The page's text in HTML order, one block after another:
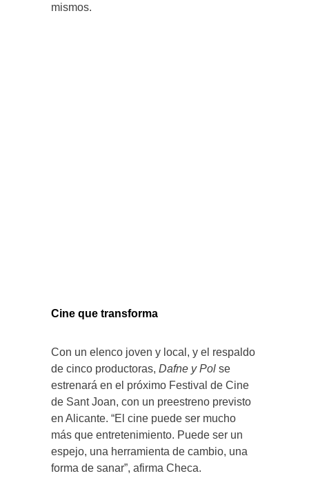
mismos.
Cine que transforma
Con un elenco joven y local, y el respaldo
de cinco productoras, Dafne y Pol se
estrenará en el próximo Festival de Cine
de Sant Joan, con un preestreno previsto
en Alicante. “El cine puede ser mucho
más que entretenimiento. Puede ser un
espejo, una herramienta de cambio, una
forma de sanar”, afirma Checa.